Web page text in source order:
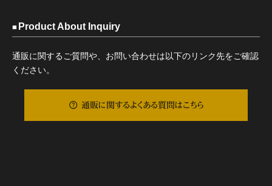
Product About Inquiry
通販に関するご質問や、お問い合わせは以下のリンク先をご確認
ください。
通販に関するよくある質問はこちら